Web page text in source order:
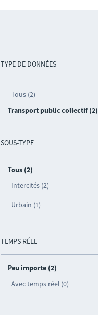
TYPE DE DONNÉES
Tous (2)
Transport public collectif (2)
SOUS-TYPE
Tous (2)
Intercités (2)
Urbain (1)
TEMPS RÉEL
Peu importe (2)
Avec temps réel (0)